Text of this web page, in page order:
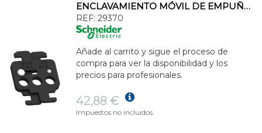
ENCLAVAMIENTO MÓVIL DE EMPUÑADURA PARA 3 CANDADOS (NO INCLUIDOS) PARA NS80..630
REF: 29370
Añade al carrito y sigue el proceso de
compra para ver la disponibilidad y los
precios para profesionales.
42,88 €
Impuestos no incluidos.